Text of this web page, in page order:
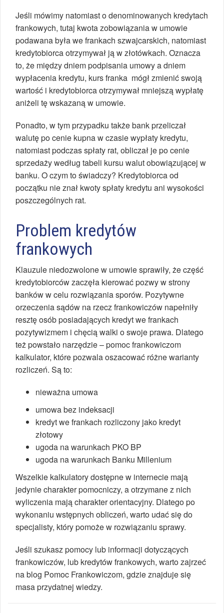
Jeśli mówimy natomiast o denominowanych kredytach
frankowych, tutaj kwota zobowiązania w umowie
podawana była we frankach szwajcarskich, natomiast
kredytobiorca otrzymywał ją w złotówkach. Oznacza
to, że między dniem podpisania umowy a dniem
wypłacenia kredytu, kurs franka mógł zmienić swoją
wartość i kredytobiorca otrzymywał mniejszą wypłatę
aniżeli tę wskazaną w umowie.
Ponadto, w tym przypadku także bank przeliczał
walutę po cenie kupna w czasie wypłaty kredytu,
natomiast podczas spłaty rat, obliczał je po cenie
sprzedaży według tabeli kursu walut obowiązującej w
banku. O czym to świadczy? Kredytobiorca od
początku nie znał kwoty spłaty kredytu ani wysokości
poszczególnych rat.
Problem kredytów
frankowych
Klauzule niedozwolone w umowie sprawiły, że część
kredytobiorców zaczęła kierować pozwy w strony
banków w celu rozwiązania sporów. Pozytywne
orzeczenia sądów na rzecz frankowiczów napełniły
resztę osób posiadających kredyt we frankach
pozytywizmem i chęcią walki o swoje prawa. Dlatego
też powstało narzędzie – pomoc frankowiczom
kalkulator, które pozwala oszacować różne warianty
rozliczeń. Są to:
nieważna umowa
umowa bez indeksacji
kredyt we frankach rozliczony jako kredyt
złotowy
ugoda na warunkach PKO BP
ugoda na warunkach Banku Millenium
Wszelkie kalkulatory dostępne w internecie mają
jedynie charakter pomocniczy, a otrzymane z nich
wyliczenia mają charakter orientacyjny. Dlatego po
wykonaniu wstępnych obliczeń, warto udać się do
specjalisty, który pomoże w rozwiązaniu sprawy.
Jeśli szukasz pomocy lub informacji dotyczących
frankowiczów, lub kredytów frankowych, warto zajrzeć
na blog Pomoc Frankowiczom, gdzie znajduje się
masa przydatnej wiedzy.